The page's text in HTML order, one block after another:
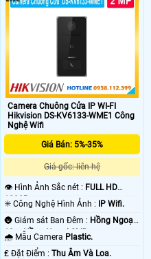
Camera Chuông Cửa IP WI-FI
Hikvision DS-KV6133-WME1 Công
Nghệ Wifi
Giá Bán: 5%-35%
Giá gốc: liên hệ
👁 Hình Ảnh Sắc nét : FULL HD
1080P .
✳️ Công Nghệ Hình Ảnh : IP Wifi.
🌚 Giám sát Ban Đêm : Hồng Ngoại
10m Hồng Ngoại SMD.
🌧️ Mẫu Camera Plastic.
️₤ Đặt Điểm :Thu Âm Và Loa.